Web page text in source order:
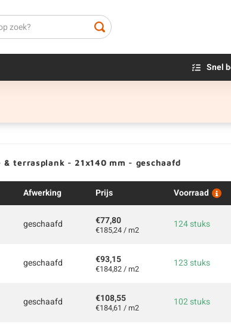
Teer
Olie en lak -
Houtvuller
Snel
terrasplank - 21x140 mm - geschaafd
Afwerking Prijs Voorraad
geschaafd €77,80
€185,24 / m2 124 stuks
geschaafd €93,15
€184,82 / m2 123 stuks
geschaafd €108,55
€184,61 / m2 102 stuks